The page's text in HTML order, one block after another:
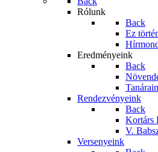
Rólunk
Back
Ez
Eredményeink
Back
Rendezvényeink
Back
Kortárs
V.
Versenyeink